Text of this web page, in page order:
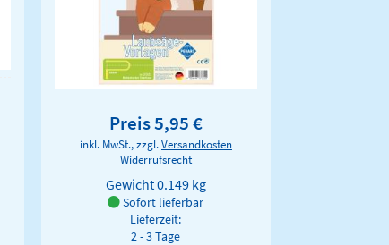
Preis 5,95 €
inkl. MwSt., zzgl.Versandkosten
Widerrufsrecht
Gewicht0.149 kg
Sofort lieferbar
Lieferzeit:
2 - 3 Tage